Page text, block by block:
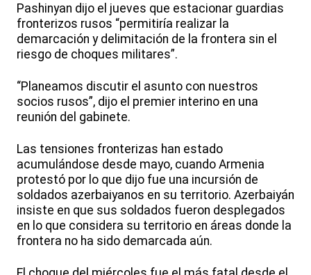
Pashinyan dijo el jueves que estacionar guardias
fronterizos rusos “permitiría realizar la
demarcación y delimitación de la frontera sin el
riesgo de choques militares”.
“Planeamos discutir el asunto con nuestros
socios rusos”, dijo el premier interino en una
reunión del gabinete.
Las tensiones fronterizas han estado
acumulándose desde mayo, cuando Armenia
protestó por lo que dijo fue una incursión de
soldados azerbaiyanos en su territorio. Azerbaiyán
insiste en que sus soldados fueron desplegados
en lo que considera su territorio en áreas donde la
frontera no ha sido demarcada aún.